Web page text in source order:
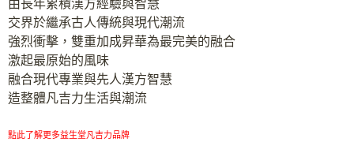
交界於繼承古人傳統與現代潮流
強烈衝擊，雙重加成昇華為最完美的融合
激起最原始的風味
融合現代專業與先人漢方智慧
造整體凡吉力生活與潮流
點此了解更多益生堂凡吉力品牌